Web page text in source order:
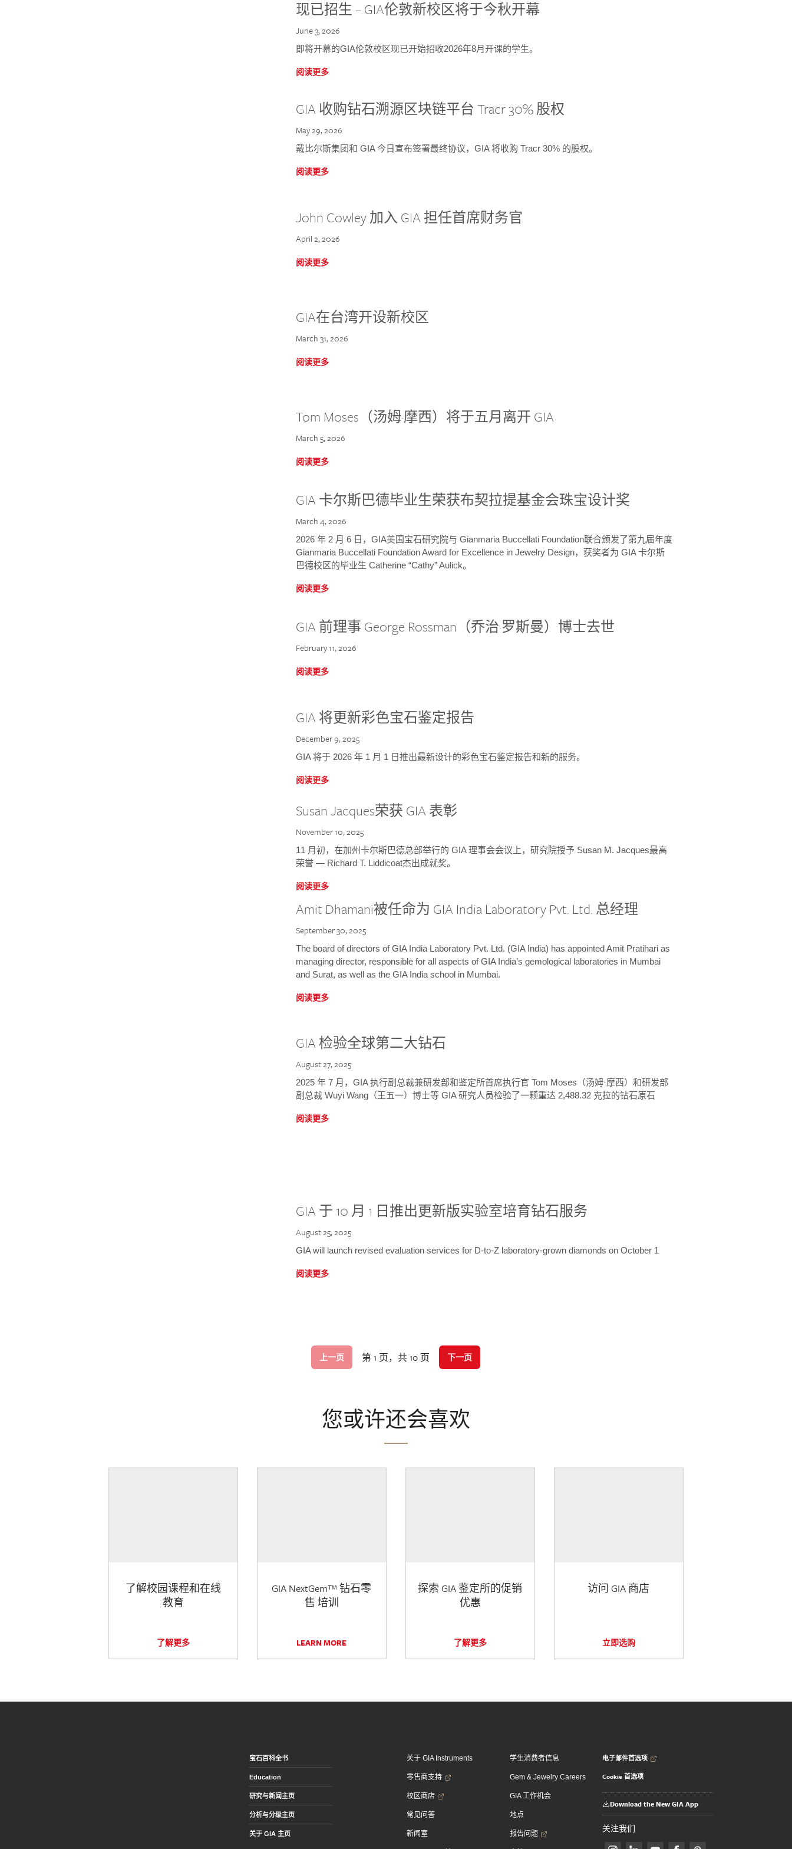
现已招生 – GIA伦敦新校区将于今秋开幕
June 3, 2026
即将开幕的GIA伦敦校区现已开始招收2026年8月开课的学生。
阅读更多
GIA 收购钻石溯源区块链平台 Tracr 30% 股权
May 29, 2026
戴比尔斯集团和 GIA 今日宣布签署最终协议，GIA 将收购 Tracr 30% 的股权。
阅读更多
John Cowley 加入 GIA 担任首席财务官
April 2, 2026
阅读更多
GIA在台湾开设新校区
March 31, 2026
阅读更多
Tom Moses（汤姆·摩西）将于五月离开 GIA
March 5, 2026
阅读更多
GIA 卡尔斯巴德毕业生荣获布契拉提基金会珠宝设计奖
March 4, 2026
2026 年 2 月 6 日，GIA美国宝石研究院与 Gianmaria Buccellati Foundation联合颁发了第九届年度
Gianmaria Buccellati Foundation Award for Excellence in Jewelry Design，获奖者为 GIA 卡尔斯
巴德校区的毕业生 Catherine “Cathy” Aulick。
阅读更多
GIA 前理事 George Rossman（乔治·罗斯曼）博士去世
February 11, 2026
阅读更多
GIA 将更新彩色宝石鉴定报告
December 9, 2025
GIA 将于 2026 年 1 月 1 日推出最新设计的彩色宝石鉴定报告和新的服务。
阅读更多
Susan Jacques荣获 GIA 表彰
November 10, 2025
11 月初，在加州卡尔斯巴德总部举行的 GIA 理事会会议上，研究院授予 Susan M. Jacques最高
荣誉 — Richard T. Liddicoat杰出成就奖。
阅读更多
Amit Dhamani被任命为 GIA India Laboratory Pvt. Ltd. 总经理
September 30, 2025
The board of directors of GIA India Laboratory Pvt. Ltd. (GIA India) has appointed Amit Pratihari as
managing director, responsible for all aspects of GIA India’s gemological laboratories in Mumbai
and Surat, as well as the GIA India school in Mumbai.
阅读更多
GIA 检验全球第二大钻石
August 27, 2025
2025 年 7 月，GIA 执行副总裁兼研发部和鉴定所首席执行官 Tom Moses（汤姆·摩西）和研发部
副总裁 Wuyi Wang（王五一）博士等 GIA 研究人员检验了一颗重达 2,488.32 克拉的钻石原石
阅读更多
GIA 于 10 月 1 日推出更新版实验室培育钻石服务
August 25, 2025
GIA will launch revised evaluation services for D-to-Z laboratory-grown diamonds on October 1
阅读更多
上一页 第 1 页，共 10 页 下一页
您或许还会喜欢
了解校园课程和在线
教育
了解更多
GIA NextGem™ 钻石零
售 培训
LEARN MORE
探索 GIA 鉴定所的促销
优惠
了解更多
访问 GIA 商店
立即选购
宝石百科全书
Education
研究与新闻主页
分析与分级主页
关于 GIA 主页
关于 GIA Instruments
零售商支持
校区商店
常见问答
新闻室
学生消费者信息
Gem & Jewelry Careers
GIA 工作机会
地点
报告问题
电子邮件首选项
Cookie 首选项
Download the New GIA App
关注我们